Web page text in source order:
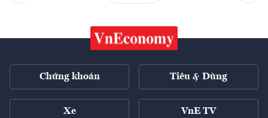
Chứng khoán Tiêu & Dùng
Xe VnE TV